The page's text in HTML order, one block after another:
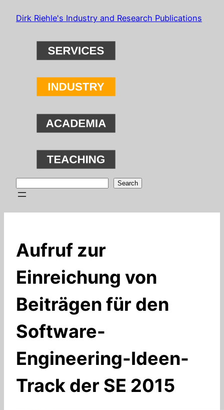
SkipDirk Riehle's Industry and Research Publications
Search
Aufruf zur
Einreichung von
Beiträgen für den
Software-
Engineering-Ideen-
Track der SE 2015